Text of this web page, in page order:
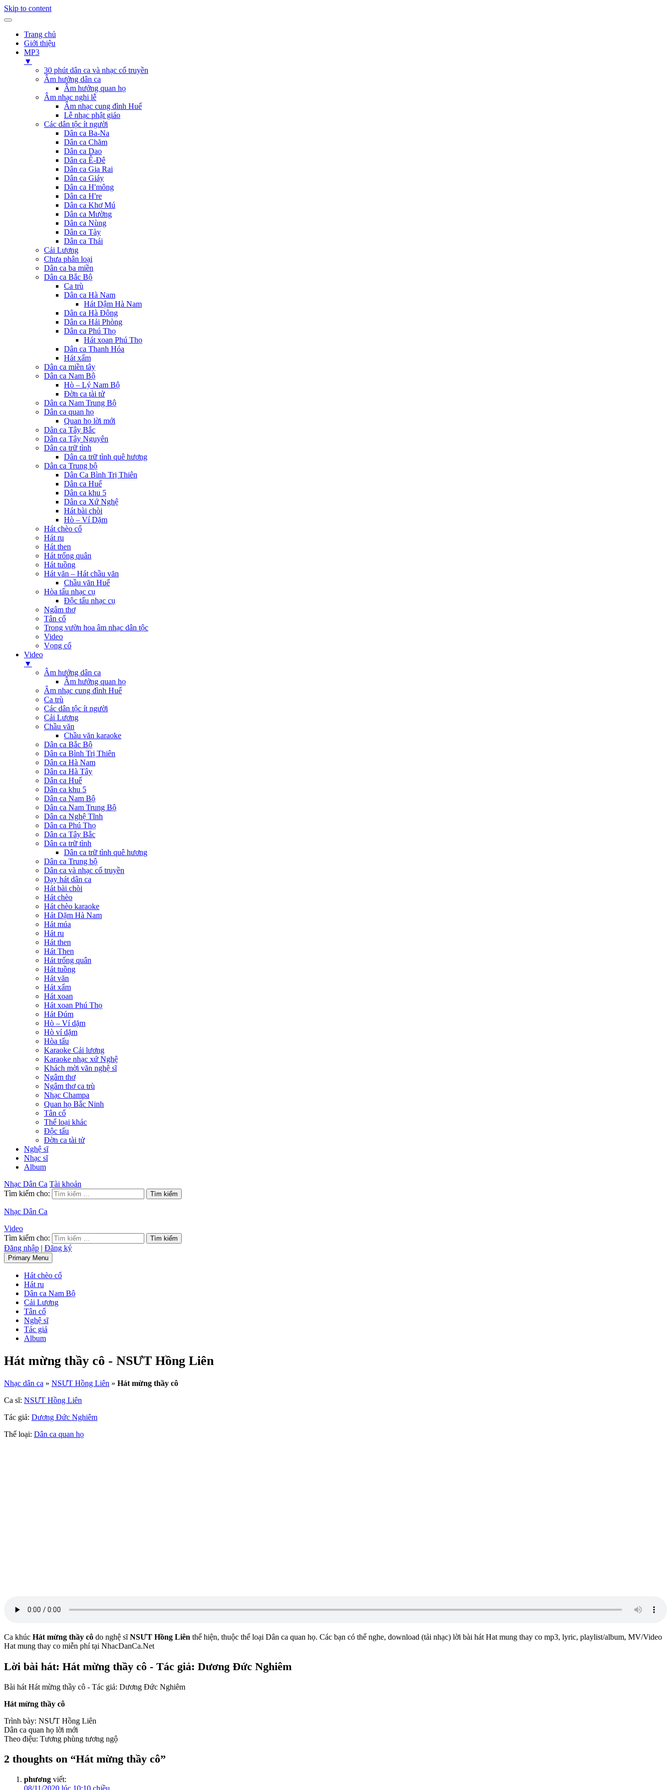
Skip to content
Trang chủ
Giới thiệu
MP3
▼
30 phút dân ca và nhạc cổ truyền
Âm hưởng dân ca
Âm hưởng quan họ
Âm nhạc nghi lễ
Âm nhạc cung đình Huế
Lễ nhạc phật giáo
Các dân tộc ít người
Dân ca Ba-Na
Dân ca Chăm
Dân ca Dao
Dân ca Ê-Đê
Dân ca Gia Rai
Dân ca Giáy
Dân ca H'mông
Dân ca H're
Dân ca Khơ Mú
Dân ca Mường
Dân ca Nùng
Dân ca Tày
Dân ca Thái
Cải Lương
Chưa phân loại
Dân ca ba miền
Dân ca Bắc Bộ
Ca trù
Dân ca Hà Nam
Hát Dậm Hà Nam
Dân ca Hà Đông
Dân ca Hải Phòng
Dân ca Phú Thọ
Hát xoan Phú Thọ
Dân ca Thanh Hóa
Hát xẩm
Dân ca miền tây
Dân ca Nam Bộ
Hò – Lý Nam Bộ
Đờn ca tài tử
Dân ca Nam Trung Bộ
Dân ca quan họ
Quan họ lời mới
Dân ca Tây Bắc
Dân ca Tây Nguyên
Dân ca trữ tình
Dân ca trữ tình quê hương
Dân ca Trung bộ
Dân Ca Bình Trị Thiên
Dân ca Huế
Dân ca khu 5
Dân ca Xứ Nghệ
Hát bài chòi
Hò – Ví Dặm
Hát chèo cổ
Hát ru
Hát then
Hát trống quân
Hát tuồng
Hát văn – Hát chầu văn
Chầu văn Huế
Hòa tấu nhạc cụ
Độc tấu nhạc cụ
Ngâm thơ
Tân cổ
Trong vườn hoa âm nhạc dân tộc
Video
Vọng cổ
Video
▼
Âm hưởng dân ca
Âm hưởng quan họ
Âm nhạc cung đình Huế
Ca trù
Các dân tộc ít người
Cải Lương
Chầu văn
Chầu văn karaoke
Dân ca Bắc Bộ
Dân ca Bình Trị Thiên
Dân ca Hà Nam
Dân ca Hà Tây
Dân ca Huế
Dân ca khu 5
Dân ca Nam Bộ
Dân ca Nam Trung Bộ
Dân ca Nghệ Tĩnh
Dân ca Phú Thọ
Dân ca Tây Bắc
Dân ca trữ tình
Dân ca trữ tình quê hương
Dân ca Trung bộ
Dân ca và nhạc cổ truyền
Dạy hát dân ca
Hát bài chòi
Hát chèo
Hát chèo karaoke
Hát Dặm Hà Nam
Hát múa
Hát ru
Hát then
Hát Then
Hát trống quân
Hát tuồng
Hát văn
Hát xẩm
Hát xoan
Hát xoan Phú Thọ
Hát Đúm
Hò – Ví dặm
Hò ví dặm
Hòa tấu
Karaoke Cải lương
Karaoke nhạc xứ Nghệ
Khách mời văn nghệ sĩ
Ngâm thơ
Ngâm thơ ca trù
Nhạc Champa
Quan họ Bắc Ninh
Tân cổ
Thể loại khác
Độc tấu
Đờn ca tài tử
Nghệ sĩ
Nhạc sĩ
Album
Nhạc Dân Ca Tài khoản
Tìm kiếm cho:
Nhạc Dân Ca
Video
Tìm kiếm cho:
Đăng nhập | Đăng ký
Primary Menu
Hát chèo cổ
Hát ru
Dân ca Nam Bộ
Cải Lương
Tân cổ
Nghệ sĩ
Tác giả
Album
Hát mừng thầy cô - NSƯT Hồng Liên
Nhạc dân ca » NSƯT Hồng Liên » Hát mừng thầy cô
Ca sĩ: NSƯT Hồng Liên
Tác giả: Dương Đức Nghiêm
Thể loại: Dân ca quan họ
Ca khúc Hát mừng thầy cô do nghệ sĩNSƯT Hồng Liên thể hiện, thuộc thể loại Dân ca quan họ. Các bạn có thể nghe, download (tải nhạc) lời bài hát Hat mung thay co mp3, lyric, playlist/album, MV/Video
Hat mung thay co miễn phí tại NhacDanCa.Net
Lời bài hát: Hát mừng thầy cô - Tác giả: Dương Đức Nghiêm
Bài hát Hát mừng thầy cô - Tác giả: Dương Đức Nghiêm
Hát mừng thầy cô
Trình bày: NSƯT Hồng Liên
Dân ca quan họ lời mới
Theo điệu: Tương phùng tương ngộ
2 thoughts on “Hát mừng thầy cô”
phương viết:
08/11/2020 lúc 10:10 chiều